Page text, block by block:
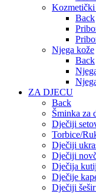
Back
Njega kože
Back
ZA DJECU
Back
Šminka za
Dječiji
Torbice/
Dječiji
Dječiji
Dječija
Dječije
Dječiji